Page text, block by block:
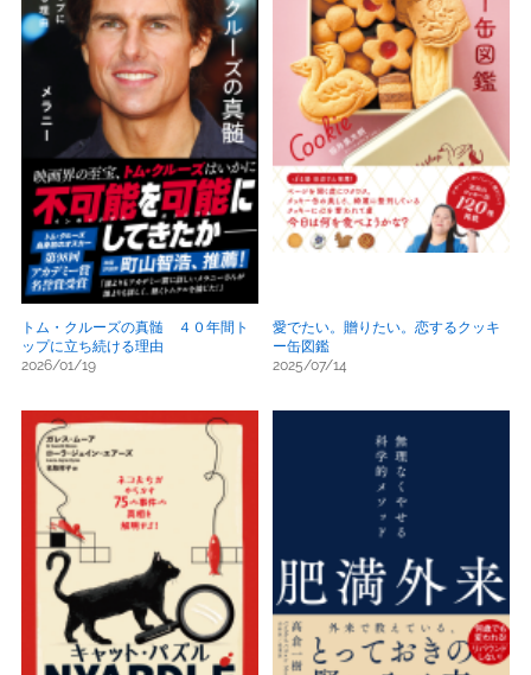
トム・クルーズの真髄 ４０年間ト
ップに立ち続ける理由
2026/01/19
愛でたい。贈りたい。恋するクッキ
ー缶図鑑
2025/07/14